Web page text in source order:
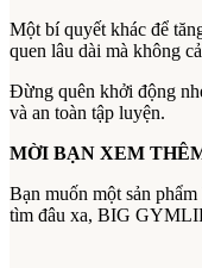
Một bí quyết khác để
quen lâu dài mà không
Đừng quên khởi động
và an toàn tập luyện.
MỜI BẠN XEM
Bạn muốn một sản
tìm đâu xa, BIG